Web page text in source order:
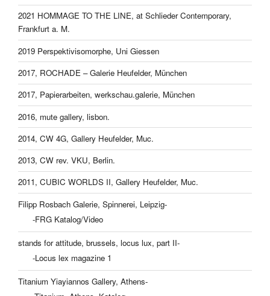
2021 HOMMAGE TO THE LINE, at Schlieder Contemporary,
Frankfurt a. M.
2019 Perspektivisomorphe, Uni Giessen
2017, ROCHADE – Galerie Heufelder, München
2017, Papierarbeiten, werkschau.galerie, München
2016, mute gallery, lisbon.
2014, CW 4G, Gallery Heufelder, Muc.
2013, CW rev. VKU, Berlin.
2011, CUBIC WORLDS II, Gallery Heufelder, Muc.
Filipp Rosbach Galerie, Spinnerei, Leipzig-
-FRG Katalog/Video
stands for attitude, brussels, locus lux, part II-
-Locus lex magazine 1
Titanium Yiayiannos Gallery, Athens-